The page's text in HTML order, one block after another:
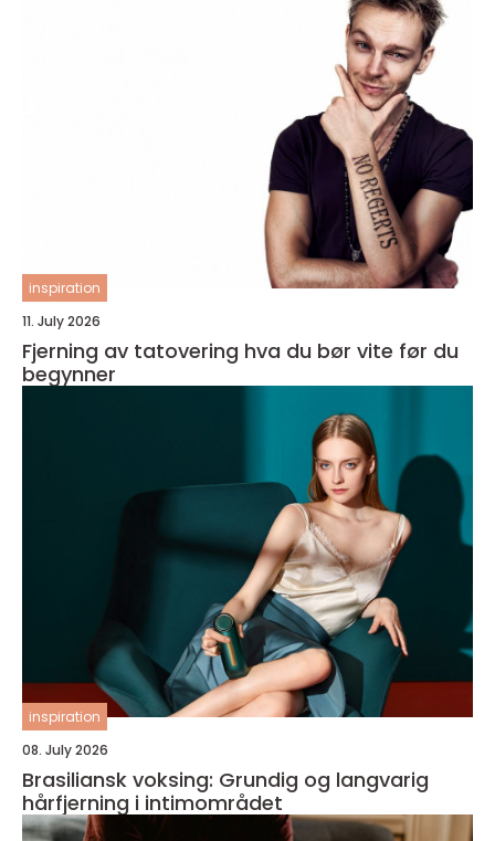
inspiration
11. July 2026
Fjerning av tatovering hva du bør vite før du
begynner
inspiration
08. July 2026
Brasiliansk voksing: Grundig og langvarig
hårfjerning i intimområdet